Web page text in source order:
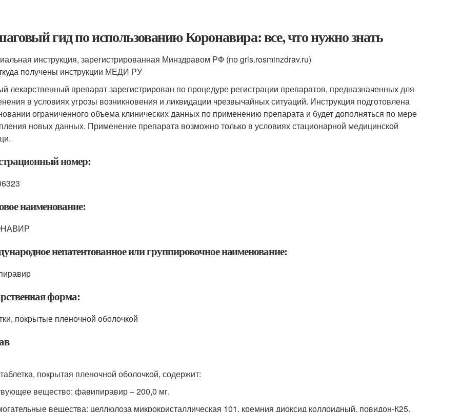
гид по использованию Коронавира: все, что нужно знать
инструкция, зарегистрированная Минздравом РФ (по grls.rosminzdrav.ru)
получены инструкции МЕДИ РУ
лекарственный препарат зарегистрирован по процедуре регистрации препаратов, предназначенных для
в условиях угрозы возникновения и ликвидации чрезвычайных ситуаций. Инструкция подготовлена
ограниченного объема клинических данных по применению препарата и будет дополняться по мере
новых данных. Применение препарата возможно только в условиях стационарной медицинской
номер:
наименование:
непатентованное или группировочное наименование:
форма:
покрытые пленочной оболочкой
покрытая пленочной оболочкой, содержит:
вещество: фавипиравир – 200,0 мг.
вещества: целлюлоза микрокристаллическая 101, кремния диоксид коллоидный, повидон-К25,